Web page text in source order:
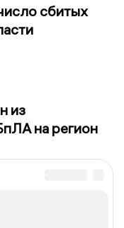
сбитых
из
на регион